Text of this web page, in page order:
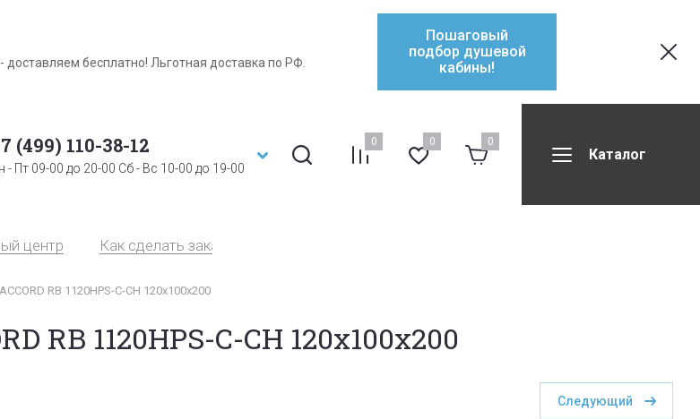
бесплатно! Льготная доставка по РФ.
Пошаговый
подбор душевой
кабины!
(499) 110-38-12
- Пт 09-00 до 20-00 Сб - Вс 10-00 до 19-00
0 0 0
Каталог
центр Как сделать заказ
RB 1120HPS-C-CH 120x100x200
RB 1120HPS-C-CH 120x100x200
Следующий